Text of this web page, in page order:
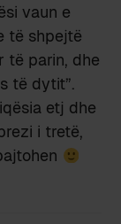
vaun e
të shpejtë
të parin, dhe
të dytit”.
etj dhe
i tretë,